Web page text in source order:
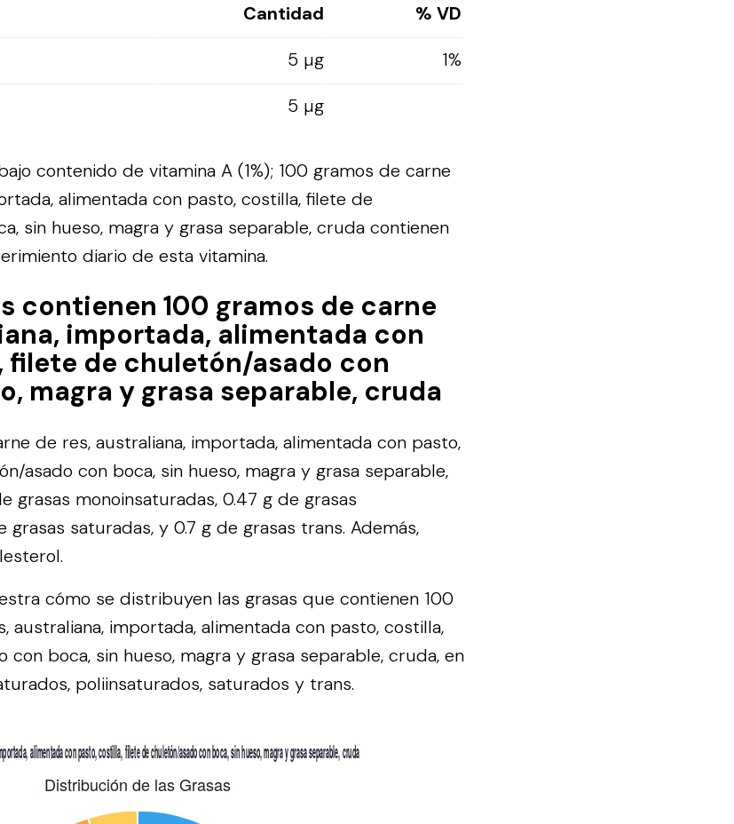
Cantidad
% VD
5 µg
1%
5 µg
contenido de vitamina A (1%); 100 gramos de carne
alimentada con pasto, costilla, filete de
sin hueso, magra y grasa separable, cruda contienen
diario de esta vitamina.
contienen 100 gramos de carne
importada, alimentada con
filete de chuletón/asado con
magra y grasa separable, cruda
de res, australiana, importada, alimentada con pasto,
asado con boca, sin hueso, magra y grasa separable,
grasas monoinsaturadas, 0.47 g de grasas
grasas saturadas, y 0.7 g de grasas trans. Además,
cómo se distribuyen las grasas que contienen 100
australiana, importada, alimentada con pasto, costilla,
boca, sin hueso, magra y grasa separable, cruda, en
poliinsaturados, saturados y trans.